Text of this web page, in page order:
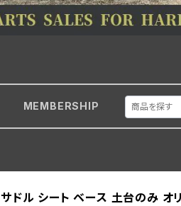
MEMBERSHIP
サドル シート ベース 土台のみ オ